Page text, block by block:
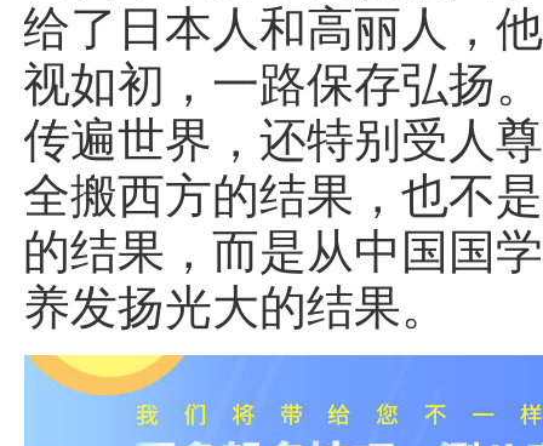
给了日本人和高丽人，
视如初，一路保存弘扬
传遍世界，还特别受人
全搬西方的结果，也不
的结果，而是从中国国
养发扬光大的结果。